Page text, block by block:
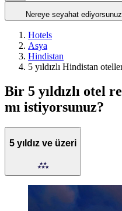
Nereye seyahat
Hotels
Asya
Hindistan
5 yıldızlı Hindistan
Bir 5 yıldızlı otel
mı istiyorsunuz?
5 yıldız ve üzeri